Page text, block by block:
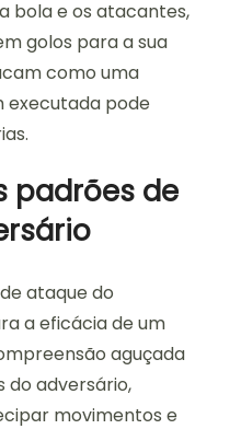
bola e os atacantes,
golos para a sua
como uma
executada pode
padrões de
ataque do
a eficácia de um
aguçada
do adversário,
movimentos e